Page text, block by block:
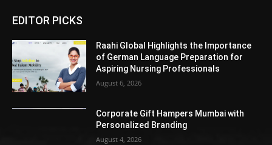
EDITOR PICKS
Raahi Global Highlights the Importance
of German Language Preparation for
Aspiring Nursing Professionals
August 6, 2026
Corporate Gift Hampers Mumbai with
Personalized Branding
August 4, 2026